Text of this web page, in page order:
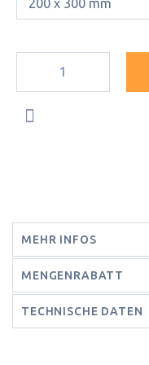
MEHR INFOS
MENGENRABATT
TECHNISCHE DATEN